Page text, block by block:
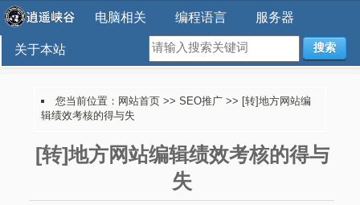
电脑相关 编程语言 服务器
关于本站 搜索
您当前位置： 网站首页 >> SEO推广 >> [转]地方网站编
辑绩效考核的得与失
[转]地方网站编辑绩效考核的得与
失